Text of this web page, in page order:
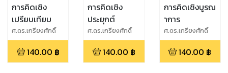
การคิดเชิง
เปรียบเทียบ
ศ.ดร.เกรียงศักดิ์
เจริญวงศ์ศักดิ์
140.00 ฿
การคิดเชิง
ประยุกต์
ศ.ดร.เกรียงศักดิ์
เจริญวงศ์ศักดิ์
140.00 ฿
การคิดเชิงบูรณ
าการ
ศ.ดร.เกรียงศักดิ์
เจริญวงศ์ศักดิ์
140.00 ฿